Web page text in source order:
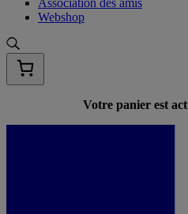
Association des amis
Webshop
Votre panier est